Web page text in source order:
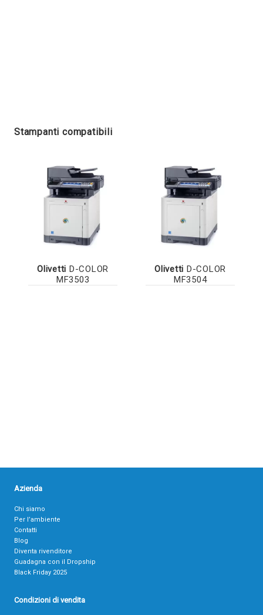
Stampanti compatibili
Olivetti D-COLOR
MF3503
Olivetti D-COLOR
MF3504
Azienda
Chi siamo
Per l’ambiente
Contatti
Blog
Diventa rivenditore
Guadagna con il Dropship
Black Friday 2025
Condizioni di vendita